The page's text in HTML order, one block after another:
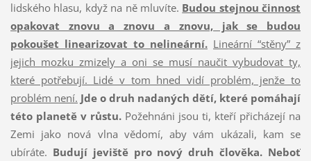
lidského hlasu, když na ně mluvíte. Budou stejnou činnost
opakovat znovu a znovu a znovu, jak se budou
pokoušet linearizovat to nelineární. Lineární “stěny” z
jejich mozku zmizely a oni se musí naučit vybudovat ty,
které potřebují. Lidé v tom hned vidí problém, jenže to
problém není. Jde o druh nadaných dětí, které pomáhají
této planetě v růstu. Požehnáni jsou ti, kteří přicházejí na
Zemi jako nová vlna vědomí, aby vám ukázali, kam se
ubíráte. Budují jeviště pro nový druh člověka. Neboť